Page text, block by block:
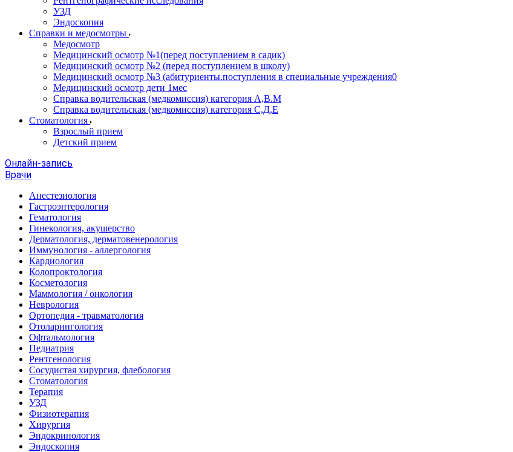
УЗД
Эндоскопия
Справки и медосмотры
Медосмотр
Медицинский осмотр №1(перед поступлением в садик)
Медицинский осмотр №2 (перед поступлением в школу)
Медицинский осмотр №3 (абитуриенты.поступления в специальные учреждения0
Медицинский осмотр дети 1мес
Справка водительская (медкомиссия) категория А,В.М
Справка водительская (медкомиссия) категория С,Д,Е
Стоматология
Взрослый прием
Детский прием
Онлайн-запись
Врачи
Анестезиология
Гастроэнтерология
Гематология
Гинекология, акушерство
Дерматология, дерматовенерология
Иммунология - аллергология
Кардиология
Колопроктология
Косметология
Маммология / онкология
Неврология
Ортопедия - травматология
Отоларингология
Офтальмология
Педиатрия
Рентгенология
Сосудистая хирургия, флебология
Стоматология
Терапия
УЗД
Физиотерапия
Хирургия
Эндокринология
Эндоскопия